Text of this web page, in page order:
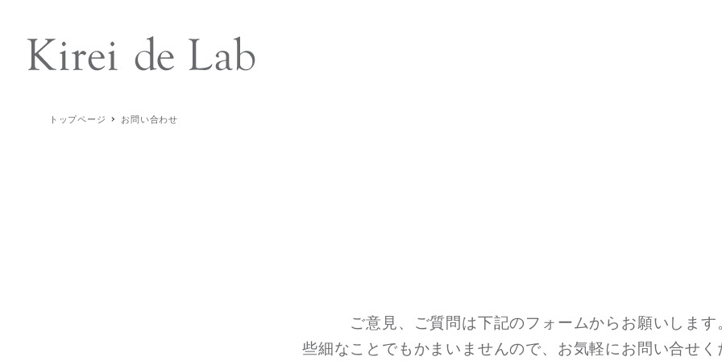
トップページ お問い合わせ
ご意見、ご質問は下記のフォームからお願いします。
些細なことでもかまいませんので、お気軽にお問い合せく